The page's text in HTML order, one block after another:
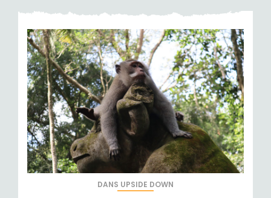
DANS UPSIDE DOWN